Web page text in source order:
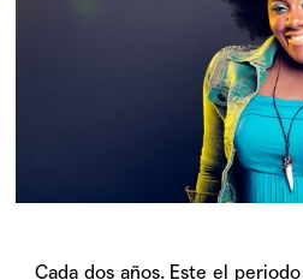
Cada dos años. Este el